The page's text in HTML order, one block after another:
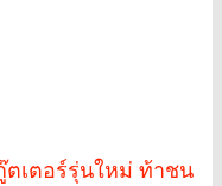
ตเตอร์รุ่นใหม่ ท้าชน